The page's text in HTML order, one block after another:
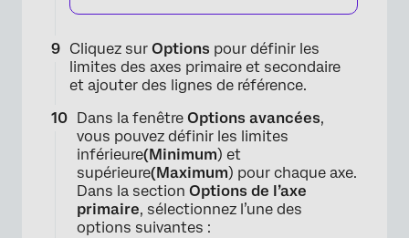
Cliquez sur Options pour définir les
limites des axes primaire et secondaire
et ajouter des lignes de référence.
Dans la fenêtre Options avancées,
vous pouvez définir les limites
inférieure(Minimum) et
supérieure(Maximum) pour chaque axe.
Dans la section Options de l’axe
primaire, sélectionnez l’une des
options suivantes :